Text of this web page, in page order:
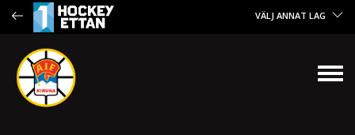
VÄLJ ANNAT LAG